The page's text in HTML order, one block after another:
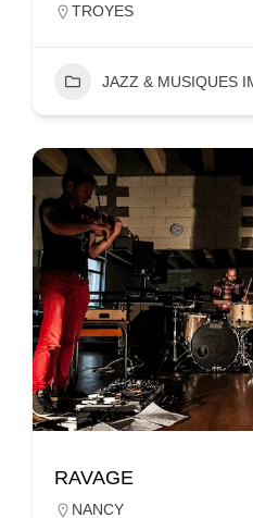
TROYES
JAZZ & MUSIQUES
RAVAGE
NANCY